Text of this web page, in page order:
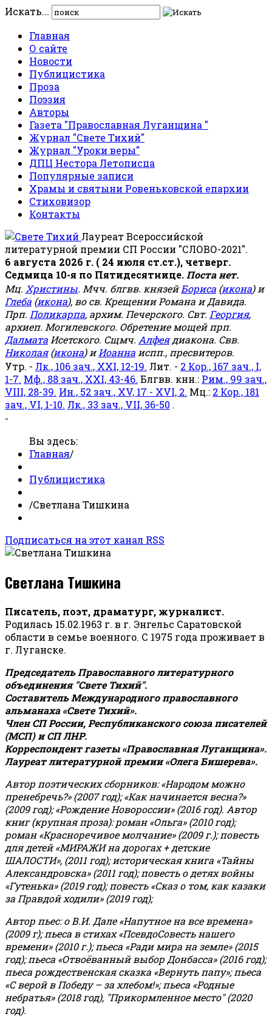
Искать...
Главная
О сайте
Новости
Публицистика
Проза
Поэзия
Авторы
Газета "Православная Луганщина "
Журнал "Свете Тихий"
Журнал "Уроки веры"
ДПЦ Нестора Летописца
Популярные записи
Храмы и святыни Ровеньковской епархии
Стиховизор
Контакты
Лауреат Всероссийской
литературной премии СП России "СЛОВО-2021".
6 августа 2026 г. ( 24 июля ст.ст.), четверг.
Седмица 10-я по Пятидесятнице. Поста нет.
Мц. Христины. Мчч. блгвв. князейБориса (икона) и
Глеба (икона), во св. Крещении Романа и Давида.
Прп. Поликарпа, архим. Печерского. Свт. Георгия,
архиеп. Могилевского. Обретение мощей прп.
Далмата Исетского. Сщмч. Алфеядиакона. Свв.
Николая(икона) иИоанна испп., пресвитеров.
Утр. - Лк., 106 зач., XXI, 12-19. Лит. - 2 Кор., 167 зач., I,
1-7. Мф., 88 зач., XXI, 43-46. Блгвв. кнн.: Рим., 99 зач.,
VIII, 28-39. Ин., 52 зач., XV, 17 - XVI, 2. Мц.: 2 Кор., 181
зач., VI, 1-10. Лк., 33 зач., VII, 36-50 .
-
Вы здесь:
Главная/
Публицистика
/Светлана Тишкина
Подписаться на этот канал RSS
Светлана Тишкина
Писатель, поэт, драматург, журналист.
Родилась 15.02.1963 г. в г. Энгельс Саратовской
области в семье военного. С 1975 года проживает в
г. Луганске.
Председатель Православного литературного
объединения "Свете Тихий".
Составитель Международного православного
альманаха «Свете Тихий».
Член СП России, Республиканского союза писателей
(МСП) и СП ЛНР.
Корреспондент газеты «Православная Луганщина».
Лауреат литературной премии «Олега Бишерева».
Автор поэтических сборников: «Народом можно
пренебречь?» (2007 год); «Как начинается весна?»
(2009 год); «Рождение Новороссии» (2016 год). Автор
книг (крупная проза): роман «Ольга» (2010 год);
роман «Красноречивое молчание» (2009 г.); повесть
для детей «МИРАЖИ на дорогах + детские
ШАЛОСТИ», (2011 год); историческая книга «Тайны
Александровска» (2011 год); повесть о детях войны
«Гутенька» (2019 год); повесть «Сказ о том, как казаки
за Правдой ходили» (2019 год);
Автор пьес: о В.И. Дале «Напутное на все времена»
(2009 г); пьеса в стихах «ПсевдоСовесть нашего
времени» (2010 г.); пьеса «Ради мира на земле» (2015
год); пьеса «Отвоёванный выбор Донбасса» (2016 год);
пьеса рождественская сказка «Вернуть папу»; пьеса
«С верой в Победу – за хлебом!»;пьеса «Родные
небратья» (2018 год), "Прикормленное место" (2020
год).